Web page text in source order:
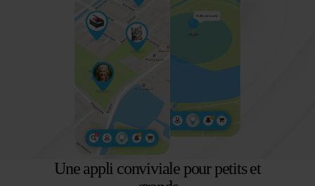
Une appli conviviale pour petits et